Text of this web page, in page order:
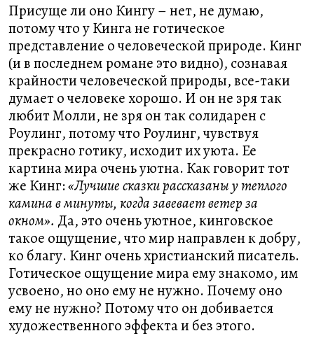
Присуще ли оно Кингу – нет, не думаю,
потому что у Кинга не готическое
представление о человеческой природе. Кинг
(и в последнем романе это видно), сознавая
крайности человеческой природы, все-таки
думает о человеке хорошо. И он не зря так
любит Молли, не зря он так солидарен с
Роулинг, потому что Роулинг, чувствуя
прекрасно готику, исходит их уюта. Ее
картина мира очень уютна. Как говорит тот
же Кинг:«Лучшие сказки рассказаны у теплого
камина в минуты, когда завевает ветер за
окном». Да, это очень уютное, кинговское
такое ощущение, что мир направлен к добру,
ко благу. Кинг очень христианский писатель.
Готическое ощущение мира ему знакомо, им
усвоено, но оно ему не нужно. Почему оно
ему не нужно? Потому что он добивается
художественного эффекта и без этого.